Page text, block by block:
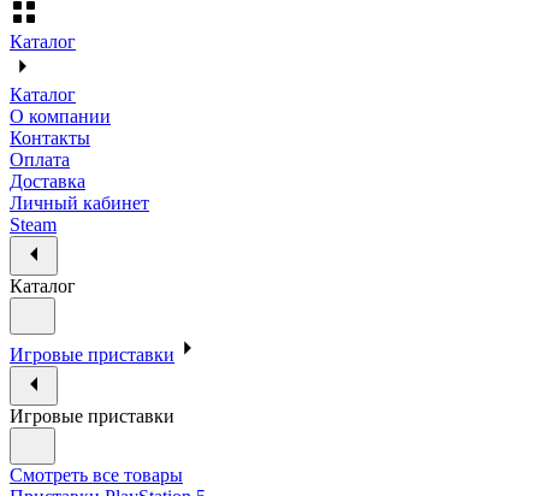
Каталог
Каталог
О компании
Контакты
Оплата
Доставка
Личный кабинет
Steam
Каталог
Игровые приставки
Игровые приставки
Смотреть все товары